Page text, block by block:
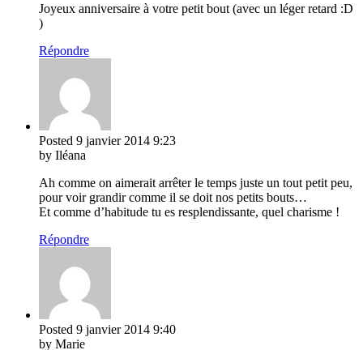
Joyeux anniversaire à votre petit bout (avec un léger retard :D
)
Répondre
Posted 9 janvier 2014 9:23
by Iléana
Ah comme on aimerait arrêter le temps juste un tout petit peu,
pour voir grandir comme il se doit nos petits bouts…
Et comme d’habitude tu es resplendissante, quel charisme !
Répondre
Posted 9 janvier 2014 9:40
by Marie